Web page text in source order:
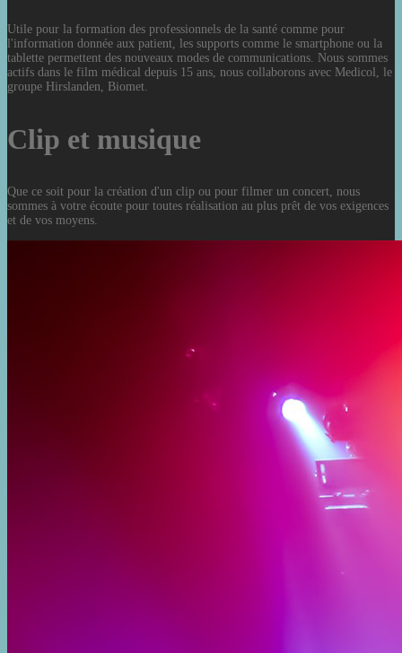
Utile pour la formation des professionnels de la santé comme pour
l'information donnée aux patient, les supports comme le smartphone ou la
tablette permettent des nouveaux modes de communications. Nous sommes
actifs dans le film médical depuis 15 ans, nous collaborons avec Medicol, le
groupe Hirslanden, Biomet.
Clip et musique
Que ce soit pour la création d'un clip ou pour filmer un concert, nous
sommes à votre écoute pour toutes réalisation au plus prêt de vos exigences
et de vos moyens.